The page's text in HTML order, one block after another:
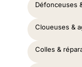
Défonceuses
Cloueuses &
Colles &